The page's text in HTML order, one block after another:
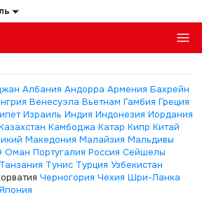
Албания Андорра Армения Бахрейн
Венесуэла Вьетнам Гамбия Греция
Израиль Индия Индонезия Иордания
Камбоджа Катар Кипр Китай
Македония Малайзия Мальдивы
Оман Португалия Россия Сейшелы
Танзания Тунис Турция Узбекистан
Черногория Чехия Шри-Ланка
Япония